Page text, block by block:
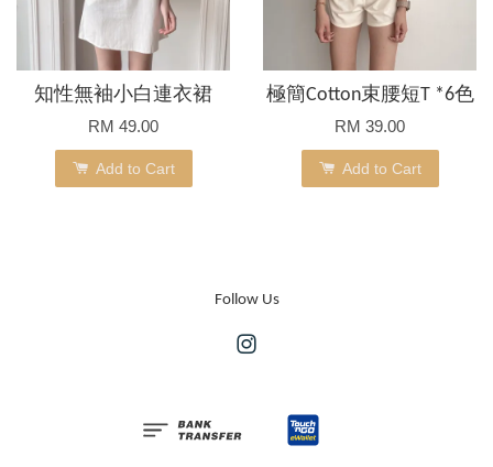
知性無袖小白連衣裙
RM 49.00
Add to Cart
極簡Cotton束腰短T *6色
RM 39.00
Add to Cart
Follow Us